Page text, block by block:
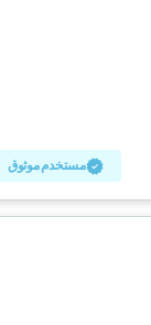
مستخدم موثوق